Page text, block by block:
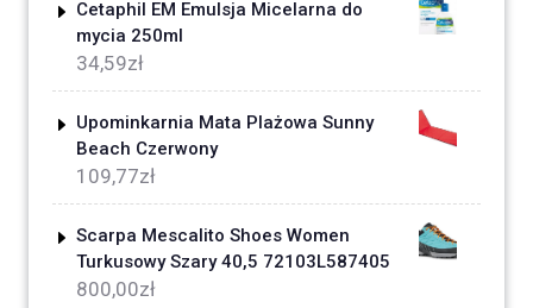
Cetaphil EM Emulsja Micelarna do
mycia 250ml
34,59zł
Upominkarnia Mata Plażowa Sunny
Beach Czerwony
109,77zł
Scarpa Mescalito Shoes Women
Turkusowy Szary 40,5 72103L587405
800,00zł